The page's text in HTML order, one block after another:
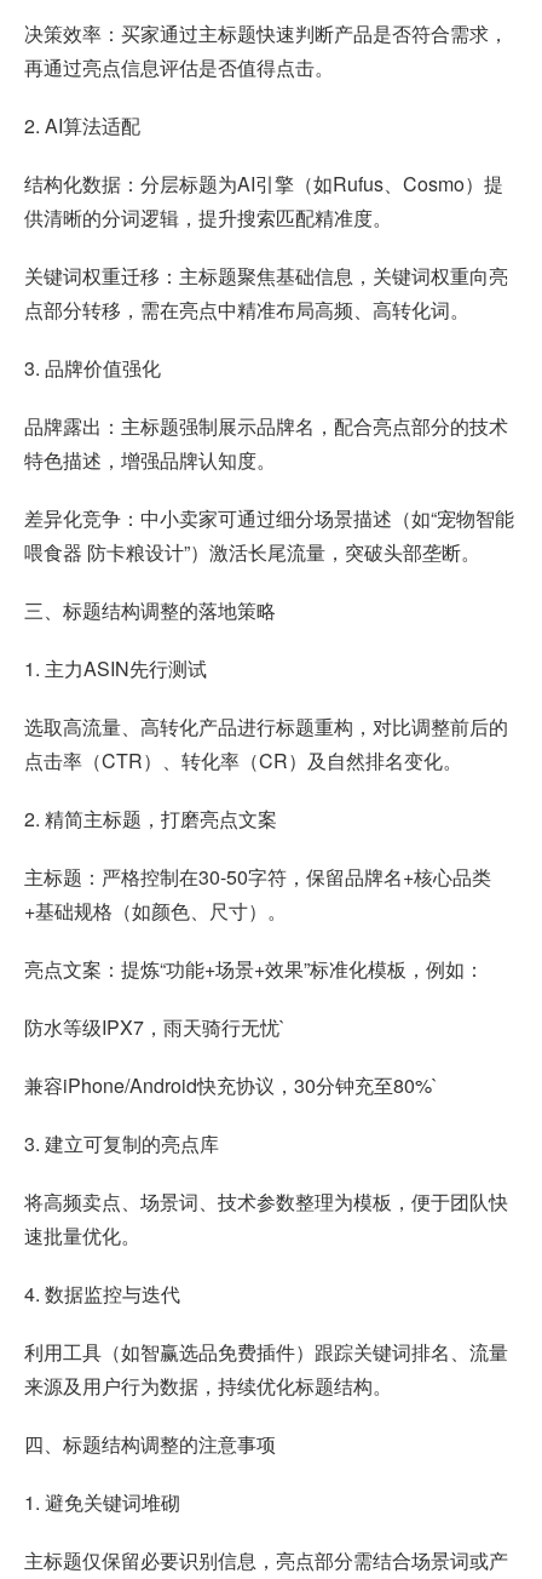
决策效率：买家通过主标题快速判断产品是否符合需求，
再通过亮点信息评估是否值得点击。
2. AI算法适配
结构化数据：分层标题为AI引擎（如Rufus、Cosmo）提
供清晰的分词逻辑，提升搜索匹配精准度。
关键词权重迁移：主标题聚焦基础信息，关键词权重向亮
点部分转移，需在亮点中精准布局高频、高转化词。
3. 品牌价值强化
品牌露出：主标题强制展示品牌名，配合亮点部分的技术
特色描述，增强品牌认知度。
差异化竞争：中小卖家可通过细分场景描述（如“宠物智能
喂食器 防卡粮设计”）激活长尾流量，突破头部垄断。
三、标题结构调整的落地策略
1. 主力ASIN先行测试
选取高流量、高转化产品进行标题重构，对比调整前后的
点击率（CTR）、转化率（CR）及自然排名变化。
2. 精简主标题，打磨亮点文案
主标题：严格控制在30-50字符，保留品牌名+核心品类
+基础规格（如颜色、尺寸）。
亮点文案：提炼“功能+场景+效果”标准化模板，例如：
防水等级IPX7，雨天骑行无忧`
兼容iPhone/Android快充协议，30分钟充至80%`
3. 建立可复制的亮点库
将高频卖点、场景词、技术参数整理为模板，便于团队快
速批量优化。
4. 数据监控与迭代
利用工具（如智赢选品免费插件）跟踪关键词排名、流量
来源及用户行为数据，持续优化标题结构。
四、标题结构调整的注意事项
1. 避免关键词堆砌
主标题仅保留必要识别信息，亮点部分需结合场景词或产